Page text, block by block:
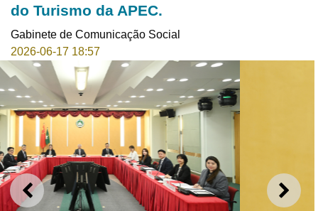
do Turismo da APEC.
Gabinete de Comunicação Social
2026-06-17 18:57
ANTERIOR